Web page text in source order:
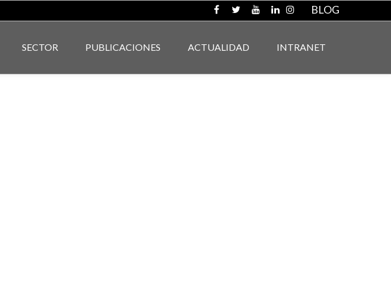
BLOG
SECTOR PUBLICACIONES ACTUALIDAD INTRANET